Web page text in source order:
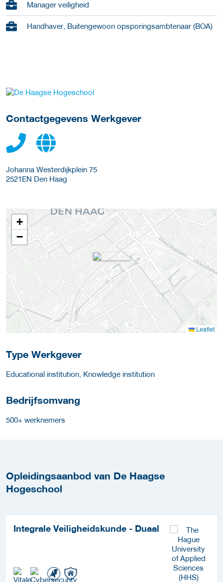
Manager veiligheid
Handhaver, Buitengewoon opsporingsambtenaar (BOA)
ga naar website
Contactgegevens Werkgever
Johanna Westerdijkplein 75
2521EN Den Haag
+
−
Leaflet
Type Werkgever
Educational institution, Knowledge institution
Bedrijfsomvang
500+ werknemers
Opleidingsaanbod van De Haagse
Hogeschool
Integrale Veiligheidskunde - Duaal